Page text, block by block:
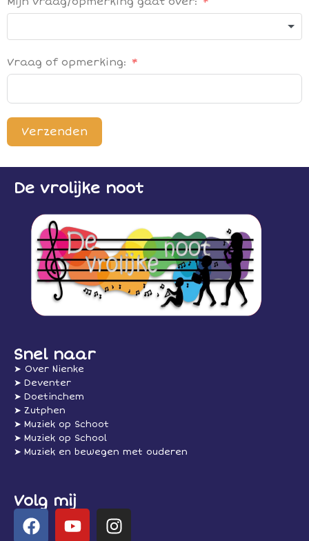
Vraag of opmerking:
Verzenden
De vrolijke noot
Snel naar
➤ Over Nienke
➤ Deventer
➤ Doetinchem
➤ Zutphen
➤ Muziek op Schoot
➤ Muziek op School
➤ Muziek en bewegen met ouderen
Volg mij